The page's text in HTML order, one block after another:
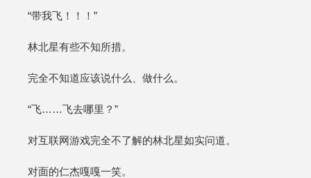
“带我飞！！！”
林北星有些不知所措。
完全不知道应该说什么、做什么。
“飞……飞去哪里？”
对互联网游戏完全不了解的林北星如实问道。
对面的仁杰嘎嘎一笑。